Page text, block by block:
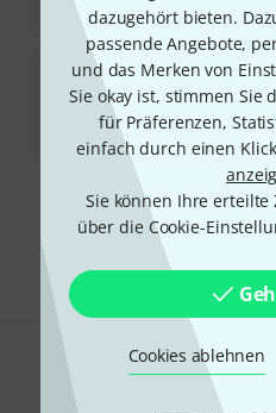
dazugehört bieten.
passende Angebote,
und das Merken von
Sie okay ist, stimmen Sie
für Präferenzen,
einfach durch einen
Sie können Ihre
über die Cookie-
Cookies ablehnen
UVP:26 €
-32%
Daddario
Sofort lieferbar
16,90€
Kostenloser
Alle Preise
Gefällt Ihnen,